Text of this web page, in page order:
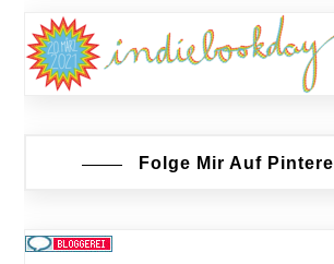
Folge Mir Auf